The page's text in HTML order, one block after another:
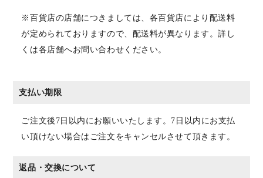
※百貨店の店舗につきましては、各百貨店により配送料
が定められておりますので、配送料が異なります。詳し
くは各店舗へお問い合わせください。
支払い期限
ご注文後7日以内にお願いいたします。7日以内にお支払
い頂けない場合はご注文をキャンセルさせて頂きます。
返品・交換について